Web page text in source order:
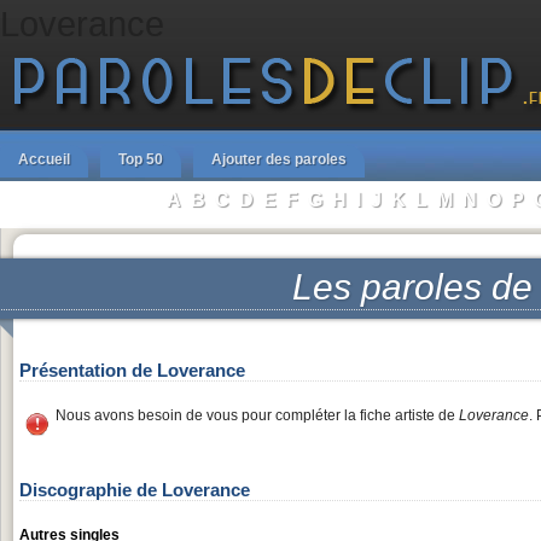
Accueil Top 50 Ajouter des paroles
A B C D E F G H I J K L M N O P
Les paroles de
Présentation de Loverance
Nous avons besoin de vous pour compléter la fiche artiste de Loverance.
Discographie de Loverance
Autres singles